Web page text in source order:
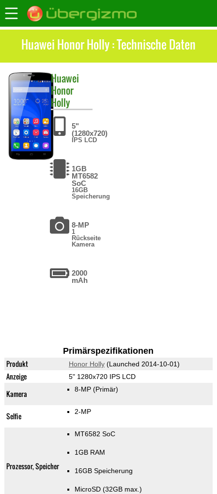
Huawei Honor Holly : Technische Daten
Huawei
Honor
Holly
5"
(1280x720)
IPS LCD
1GB
MT6582
SoC
16GB
Speicherung
8-MP
1
Rückseite
Kamera
2000
mAh
Primärspezifikationen
Produkt Honor Holly(Launched 2014-10-01)
Anzeige 5" 1280x720 IPS LCD
Kamera 8-MP (Primär)
Selfie 2-MP
Prozessor, Speicher
MT6582 SoC
1GB RAM
16GB Speicherung
MicroSD (32GB max.)